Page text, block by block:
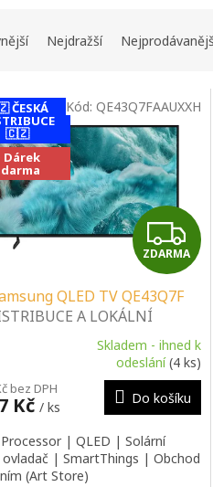
Nejdražší
ČESKÁ
🇨🇿
Dárek
Z
D
R
M
A
ZDARMA
QLED TV QE43Q7F
A LOKÁLNÍ
| SPECIALIZOVANÝ
| PORADENSTVÍ |
& MONTÁŽNÍ
Skladem - ihned k
odeslání(4 ks)
bez DPH
Kč / ks
Do košíku
| QLED | Solární
| SmartThings | Obchod
(Art Store)
Kód: QE43Q7FAAUXXH